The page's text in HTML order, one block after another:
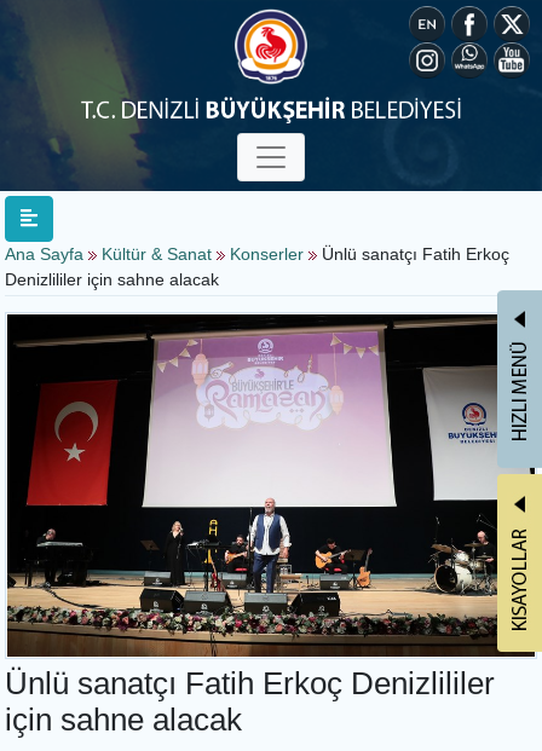
Ana Sayfa Kültür & Sanat Konserler
Ünlü sanatçı Fatih Erkoç
Denizlililer için sahne alacak
Ünlü sanatçı Fatih Erkoç Denizlililer
için sahne alacak